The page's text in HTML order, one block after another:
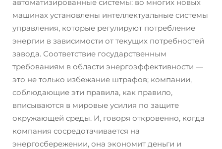
автоматизированные системы: во многих новых
машинах установлены интеллектуальные системы
управления, которые регулируют потребление
энергии в зависимости от текущих потребностей
завода. Соответствие государственным
требованиям в области энергоэффективности —
это не только избежание штрафов; компании,
соблюдающие эти правила, как правило,
вписываются в мировые усилия по защите
окружающей среды. И, говоря откровенно, когда
компания сосредотачивается на
энергосбережении, она экономит деньги и